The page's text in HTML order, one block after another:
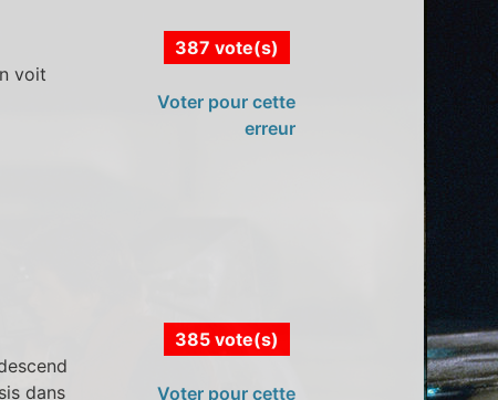
voit
387 vote(s)
Voter pour cette
erreur
dans
385 vote(s)
Voter pour cette